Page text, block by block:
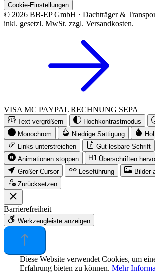
Cookie-Einstellungen
© 2026 BB-EP GmbH · Dachträger &
inkl. gesetzl. MwSt. zzgl. Versandkosten.
VISA MC PAYPAL RECHNUNG SEPA
Text vergrößern Hochkontrastmodus
Monochrom
Niedrige Sättigung
Links unterstreichen
Gut lesbare Schrift
Animationen stoppen
Überschriften
Großer Cursor
Leseführung
Bilder
Zurücksetzen
Barrierefreiheit
Werkzeugleiste anzeigen
Diese Website verwendet Cookies, um
Erfahrung bieten zu können. Mehr